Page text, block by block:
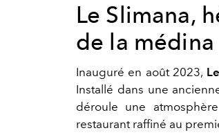
Le Slimana,
de la médina
Inauguré en août 2023,
Installé dans une
déroule une
restaurant raffiné au